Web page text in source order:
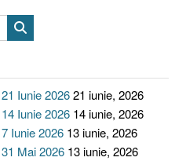
Iunie 202621 iunie, 2026
Iunie 2026 14 iunie, 2026
Iunie 2026 13 iunie, 2026
Mai 2026 13 iunie, 2026